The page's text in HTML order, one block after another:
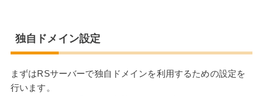
独自ドメイン設定
まずはRSサーバーで独自ドメインを利用するための設定を
行います。